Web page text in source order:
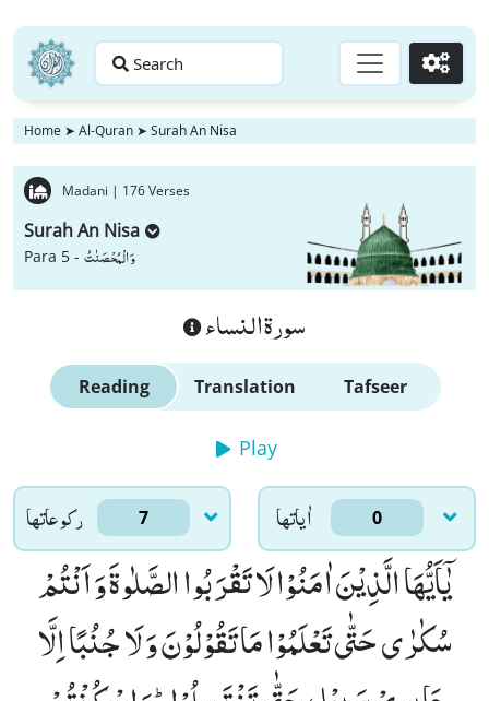
Search Go
Home ➤ Al-Quran ➤ Surah An Nisa
Madani | 176 Verses
Surah An Nisa
Para 5 - وَ الْمُحْصَنٰتُ
سورة النساء
Reading Translation Tafseer
Play
ركوعاتها 7 اٰياتها 0
یٰۤاَیُّهَا الَّذِیْنَ اٰمَنُوْا لَا تَقْرَبُوا الصَّلٰوةَ وَ اَنْتُمْ
سُكٰرٰى حَتّٰى تَعْلَمُوْا مَا تَقُوْلُوْنَ وَ لَا جُنُبًا اِلَّا